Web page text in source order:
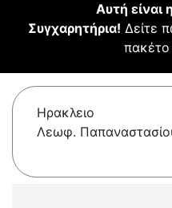
Αυτή είναι
Συγχαρητήρια! Δείτε
πακέτο
Ηρακλειο
Λεωφ.